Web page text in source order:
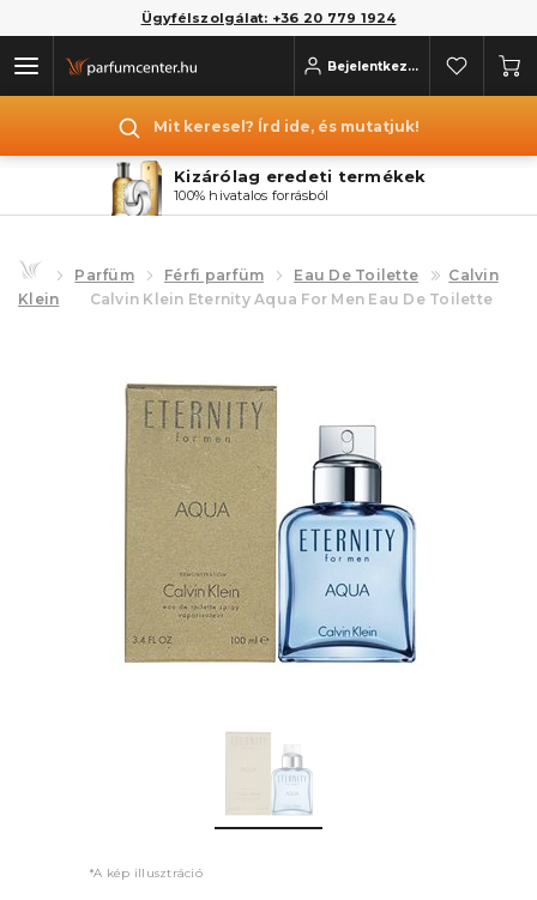
Ügyfélszolgálat: +36 20 779 1924
Bejelentkezés
Mit keresel? Írd ide, és mutatjuk!
Kizárólag eredeti termékek
100% hivatalos forrásból
Parfüm Férfi parfüm Eau De Toilette
Calvin
Klein
Calvin Klein Eternity Aqua For Men Eau De Toilette
*A kép illusztráció